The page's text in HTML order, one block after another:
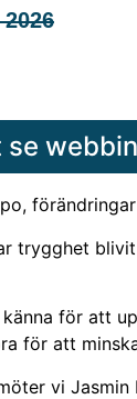
se
trygghet
för att
för att
vi